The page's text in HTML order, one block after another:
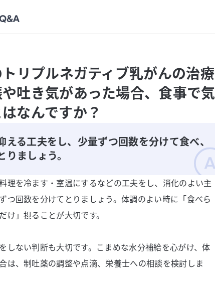
リプルネガティブ乳がんの治療
吐き気があった場合、食事で気
なんですか？
える工夫をし、少量ずつ回数を分けて食べ、
ましょう。
理を冷ます・室温にするなどの工夫をし、消化のよい主
つ回数を分けてとりましょう。体調のよい時に「食べら
け」摂ることが大切です。
しない判断も大切です。こまめな水分補給を心がけ、体
は、制吐薬の調整や点滴、栄養士への相談を検討しま